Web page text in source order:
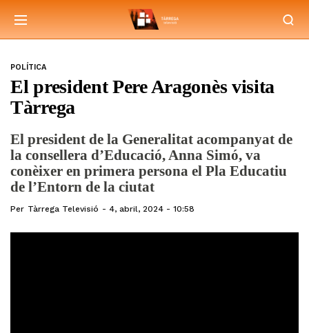
POLÍTICA
El president Pere Aragonès visita
Tàrrega
El president de la Generalitat acompanyat de
la consellera d’Educació, Anna Simó, va
conèixer en primera persona el Pla Educatiu
de l’Entorn de la ciutat
Per Tàrrega Televisió 4, abril, 2024 - 10:58